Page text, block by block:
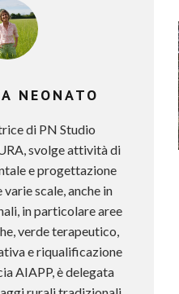
NEONATO
di PN Studio
svolge attività di
e progettazione
scale, anche in
in particolare aree
verde terapeutico,
e riqualificazione
AIAPP, è delegata